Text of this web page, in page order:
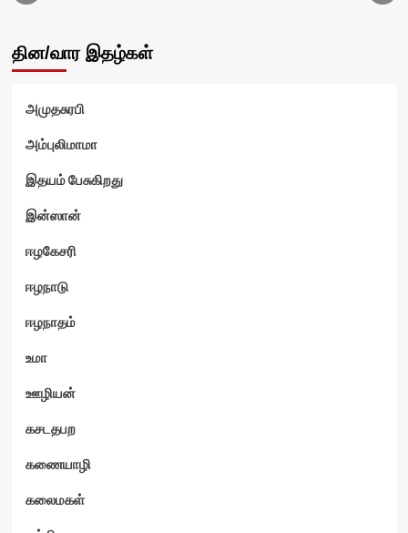
தின/வார இதழ்கள்
அமுதசுரபி
அம்புலிமாமா
இதயம் பேசுகிறது
இன்ஸான்
ஈழகேசரி
ஈழநாடு
ஈழநாதம்
உமா
ஊழியன்
கசடதபற
கணையாழி
கலைமகள்